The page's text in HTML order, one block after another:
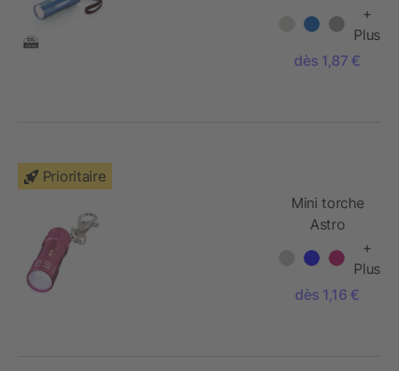
+
Plus
dès 1,87 €
Prioritaire
Mini torche
Astro
+
Plus
dès 1,16 €